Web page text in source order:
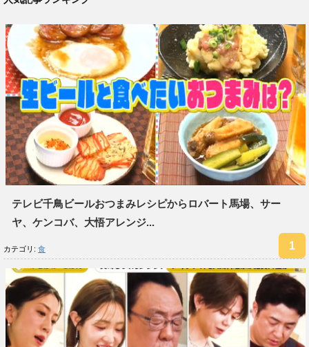
テレビ千鳥ビールおつまみレシピからロバート馬場、サー
ヤ、ケンコバ、大悟アレンジ...
カテゴリ: 食